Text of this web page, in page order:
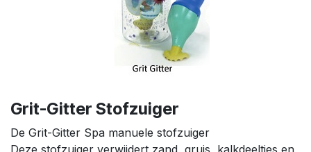
Grit-Gitter Stofzuiger
De Grit-Gitter Spa manuele stofzuiger
Deze stofzuiger verwijdert zand, gruis, kalkdeeltjes en